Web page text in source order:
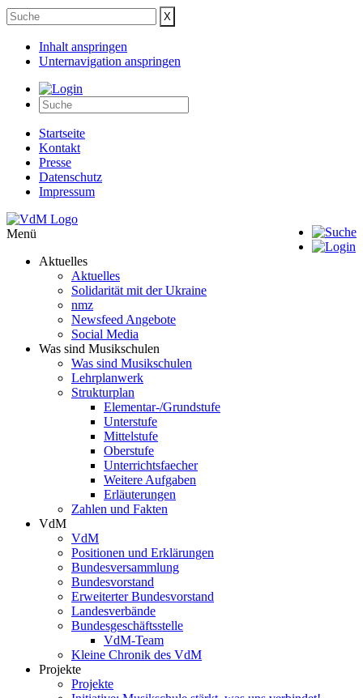
Inhalt anspringen
Unternavigation anspringen
Startseite
Kontakt
Presse
Datenschutz
Impressum
Menü
Aktuelles
Aktuelles
Solidarität mit der Ukraine
nmz
Newsfeed Angebote
Social Media
Was sind Musikschulen
Was sind Musikschulen
Lehrplanwerk
Strukturplan
Elementar-/Grundstufe
Unterstufe
Mittelstufe
Oberstufe
Unterrichtsfaecher
Weitere Aufgaben
Erläuterungen
Zahlen und Fakten
VdM
VdM
Positionen und Erklärungen
Bundesversammlung
Bundesvorstand
Erweiterter Bundesvorstand
Landesverbände
Bundesgeschäftsstelle
VdM-Team
Kleine Chronik des VdM
Projekte
Projekte